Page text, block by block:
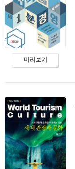
미리보기